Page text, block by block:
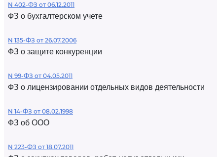
N 402-ФЗ от 06.12.2011
ФЗ о бухгалтерском учете
N 135-ФЗ от 26.07.2006
ФЗ о защите конкуренции
N 99-ФЗ от 04.05.2011
ФЗ о лицензировании отдельных видов деятельности
N 14-ФЗ от 08.02.1998
ФЗ об ООО
N 223-ФЗ от 18.07.2011